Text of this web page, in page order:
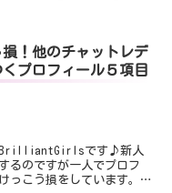
！他のチャットレデ
プロフィール５項目
BrilliantGirlsです♪新人
るのですが一人でプロフ
っこう損をしています。